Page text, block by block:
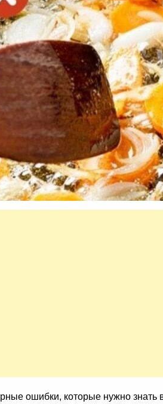
ошибки, которые нужно знать